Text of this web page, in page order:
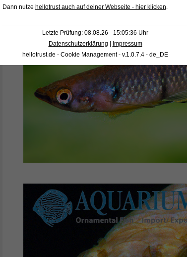
Dann nutze hellotrust auch auf deiner Webseite - hier klicken.
Letzte Prüfung: 08.08.26 - 15:05:36 Uhr
Datenschutzerklärung
Impressum
hellotrust.de - Cookie Management - v.1.0.7.4 - de_DE